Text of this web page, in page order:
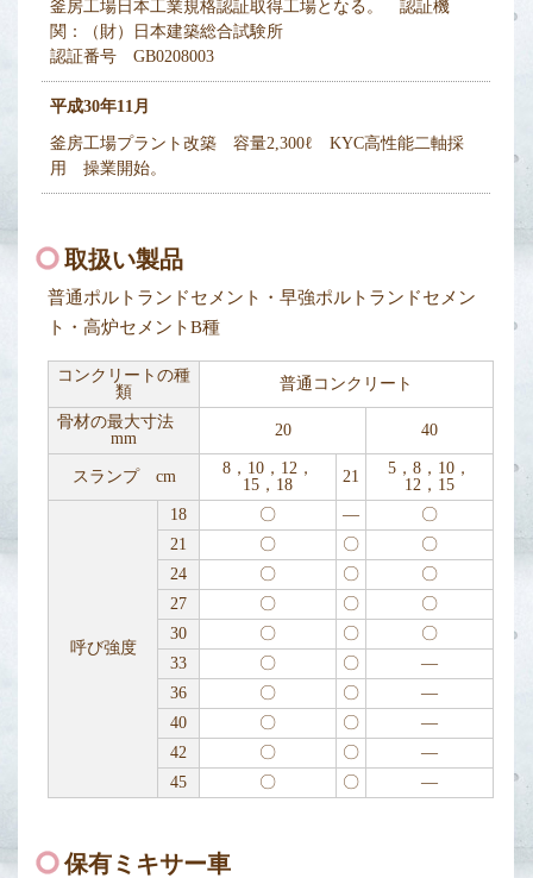
釜房工場日本工業規格認証取得工場となる。 認証機
関：（財）日本建築総合試験所
認証番号 GB0208003
平成30年11月
釜房工場プラント改築 容量2,300ℓ KYC高性能二軸採
用 操業開始。
取扱い製品
普通ポルトランドセメント・早強ポルトランドセメン
ト・高炉セメントB種
コンクリートの種
類
普通コンクリート
骨材の最大寸法
mm
20 40
スランプ cm
8，10，12，
15，18
21
5，8，10，
12，15
呼び強度
18 〇 ―
〇
21
〇 〇
〇
24
〇 〇
〇
27
〇 〇
〇
30
〇 〇
〇
33
〇 〇
―
36
〇 〇
―
40
〇 〇
―
42
〇 〇
―
45
〇 〇 ―
保有ミキサー車